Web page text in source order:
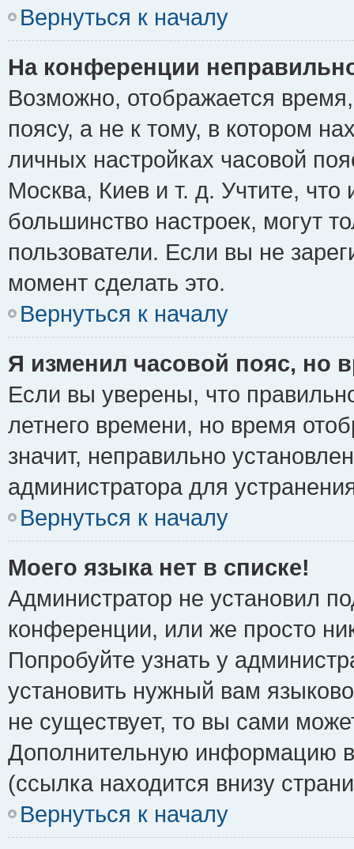
Вернуться к началу
На конференции
Возможно, отображается
поясу, а не к тому, в котором
личных настройках часовой
Москва, Киев и т. д. Учтите, что
большинство настроек, могут
пользователи. Если вы не
момент сделать это.
Вернуться к началу
Я изменил часовой пояс, но
Если вы уверены, что
летнего времени, но время
значит, неправильно
администратора для
Вернуться к началу
Моего языка нет в списке!
Администратор не установил
конференции, или же просто
Попробуйте узнать у
установить нужный вам
не существует, то вы сами
Дополнительную информацию
(ссылка находится внизу
Вернуться к началу